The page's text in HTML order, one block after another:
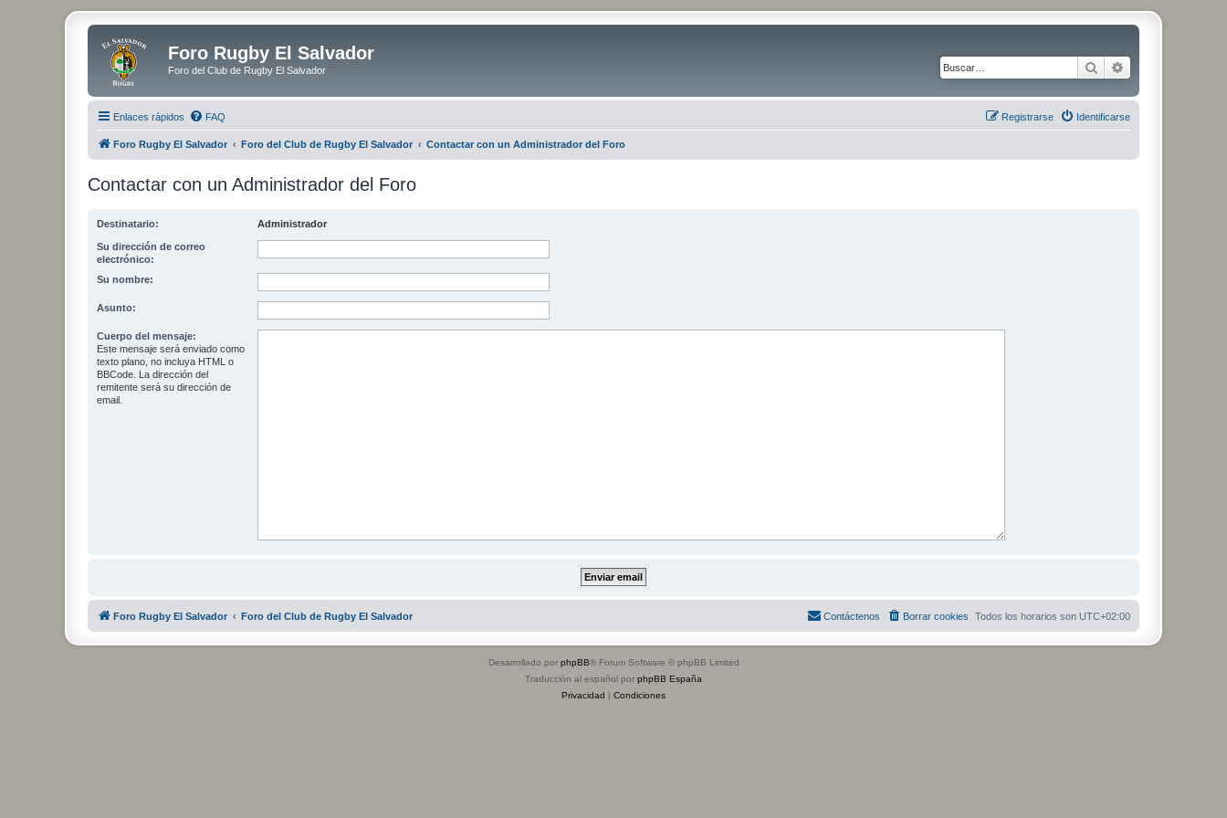
Foro Rugby El Salvador
Foro del Club de Rugby El Salvador Buscar
Enlaces rápidos FAQ Identificarse
Registrarse
Foro Rugby El Salvador Foro del Club de Rugby El Salvador Contactar con un Administrador del Foro
Contactar con un Administrador del Foro
Destinatario: Administrador
Su dirección de correo
electrónico:
Su nombre:
Asunto:
Cuerpo del mensaje:
Este mensaje será enviado como
texto plano, no incluya HTML o
BBCode. La dirección del
remitente será su dirección de
email.
Foro Rugby El Salvador Foro del Club de Rugby El Salvador Todos los horarios son UTC+02:00
Borrar cookies
Contáctenos
Desarrollado por phpBB® Forum Software © phpBB Limited
Traducción al español por phpBB España
Privacidad | Condiciones